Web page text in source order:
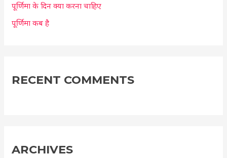
पूर्णिमा के दिन क्या करना चाहिए
पूर्णिमा कब है
RECENT COMMENTS
ARCHIVES